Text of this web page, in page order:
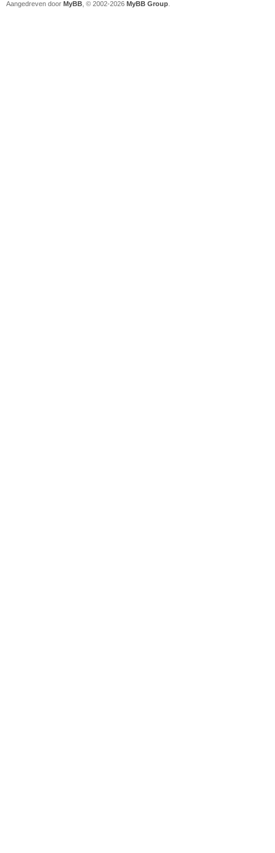
Aangedreven door MyBB , © 2002-2026 MyBB Group